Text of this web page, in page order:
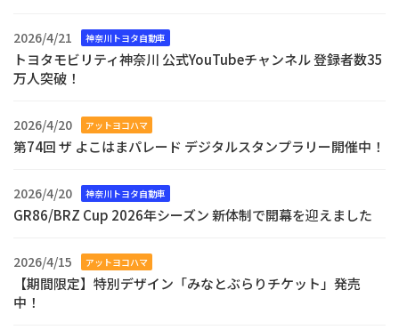
2026/4/21 神奈川トヨタ自動車
トヨタモビリティ神奈川 公式YouTubeチャンネル 登録者数35
万人突破！
2026/4/20 アットヨコハマ
第74回 ザ よこはまパレード デジタルスタンプラリー開催中！
2026/4/20 神奈川トヨタ自動車
GR86/BRZ Cup 2026年シーズン 新体制で開幕を迎えました
2026/4/15 アットヨコハマ
【期間限定】特別デザイン「みなとぶらりチケット」発売
中！